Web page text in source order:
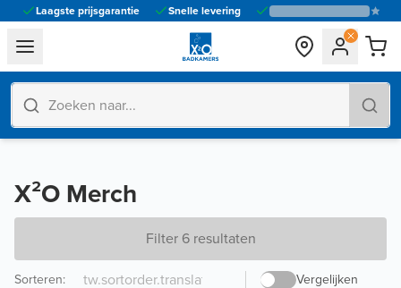
Laagste prijsgarantie Snelle levering
general.navigation.toggle_menu.label
X²O Merch
Filter 6 resultaten
Vergelijken
Sorteren: